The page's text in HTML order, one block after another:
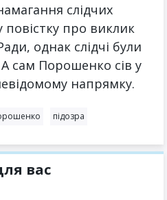
слідчих
про виклик
однак слідчі були
сам Порошенко сів у
напрямку.
підозра
вас